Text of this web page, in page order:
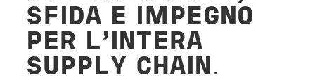
SFIDA E IMPEGNO
PER L'INTERA
SUPPLY CHAIN .